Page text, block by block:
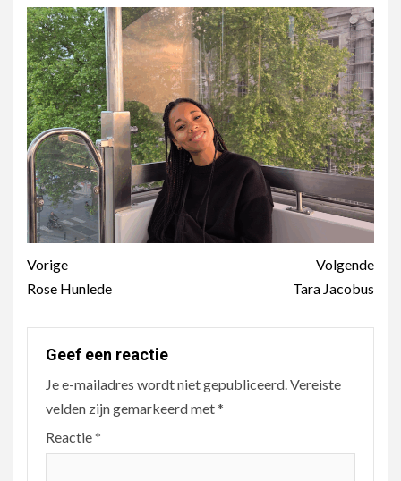
Berichtnavigatie
Vorige
Rose Hunlede
Volgende
Tara Jacobus
Geef een reactie
Je e-mailadres wordt niet gepubliceerd.Vereiste
velden zijn gemarkeerd met*
Reactie*